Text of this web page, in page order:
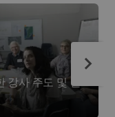
강사 주도 및 온